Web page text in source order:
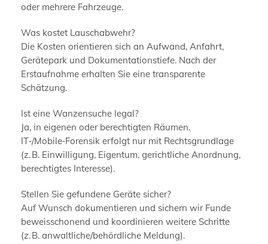
oder mehrere Fahrzeuge.
Was kostet Lauschabwehr?
Die Kosten orientieren sich an Aufwand, Anfahrt,
Gerätepark und Dokumentationstiefe. Nach der
Erstaufnahme erhalten Sie eine transparente
Schätzung.
Ist eine Wanzensuche legal?
Ja, in eigenen oder berechtigten Räumen.
IT‑/Mobile‑Forensik erfolgt nur mit Rechtsgrundlage
(z. B. Einwilligung, Eigentum, gerichtliche Anordnung,
berechtigtes Interesse).
Stellen Sie gefundene Geräte sicher?
Auf Wunsch dokumentieren und sichern wir Funde
beweisschonend und koordinieren weitere Schritte
(z. B. anwaltliche/behördliche Meldung).